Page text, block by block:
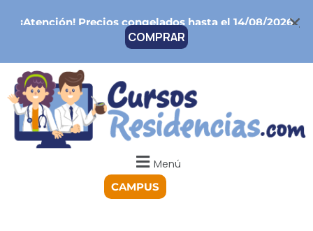
¡Atención!Precios congelados hasta el 14/08/2026
COMPRAR
Menú
CAMPUS